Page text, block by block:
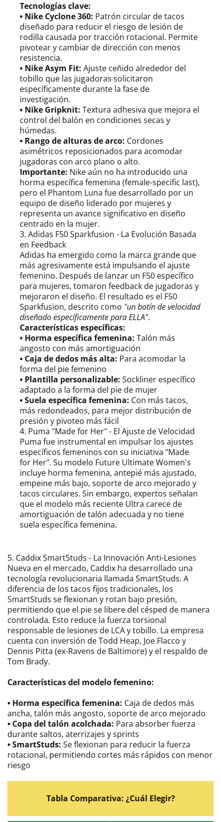
Tecnologías clave:
• Nike Cyclone 360: Patrón circular de tacos
diseñado para reducir el riesgo de lesión de
rodilla causada por tracción rotacional. Permite
pivotear y cambiar de dirección con menos
resistencia.
• Nike Asym Fit: Ajuste ceñido alrededor del
tobillo que las jugadoras solicitaron
específicamente durante la fase de
investigación.
• Nike Gripknit: Textura adhesiva que mejora el
control del balón en condiciones secas y
húmedas.
• Rango de alturas de arco: Cordones
asimétricos reposicionados para acomodar
jugadoras con arco plano o alto.
Importante: Nike aún no ha introducido una
horma específica femenina (female-specific last),
pero el Phantom Luna fue desarrollado por un
equipo de diseño liderado por mujeres y
representa un avance significativo en diseño
centrado en la mujer.
3. Adidas F50 Sparkfusion - La Evolución Basada
en Feedback
Adidas ha emergido como la marca grande que
más agresivamente está impulsando el ajuste
femenino. Después de lanzar un F50 específico
para mujeres, tomaron feedback de jugadoras y
mejoraron el diseño. El resultado es el F50
Sparkfusion, descrito como "un botín de velocidad
diseñado específicamente para ELLA".
Características específicas:
• Horma específica femenina: Talón más
angosto con más amortiguación
• Caja de dedos más alta: Para acomodar la
forma del pie femenino
• Plantilla personalizable: Sockliner específico
adaptado a la forma del pie de mujer
• Suela específica femenina: Con más tacos,
más redondeados, para mejor distribución de
presión y pivoteo más fácil
4. Puma "Made for Her" - El Ajuste de Velocidad
Puma fue instrumental en impulsar los ajustes
específicos femeninos con su iniciativa "Made
for Her". Su modelo Future Ultimate Women's
incluye horma femenina, antepié más ajustado,
empeine más bajo, soporte de arco mejorado y
tacos circulares. Sin embargo, expertos señalan
que el modelo más reciente Ultra carece de
amortiguación de talón adecuada y no tiene
suela específica femenina.
5. Caddix SmartStuds - La Innovación Anti-Lesiones
Nueva en el mercado, Caddix ha desarrollado una
tecnología revolucionaria llamada SmartStuds. A
diferencia de los tacos fijos tradicionales, los
SmartStuds se flexionan y rotan bajo presión,
permitiendo que el pie se libere del césped de manera
controlada. Esto reduce la fuerza torsional
responsable de lesiones de LCA y tobillo. La empresa
cuenta con inversión de Todd Heap, Joe Flacco y
Dennis Pitta (ex-Ravens de Baltimore) y el respaldo de
Tom Brady.
Características del modelo femenino:
• Horma específica femenina: Caja de dedos más
ancha, talón más angosto, soporte de arco mejorado
• Copa del talón acolchada: Para absorber fuerza
durante saltos, aterrizajes y sprints
• SmartStuds: Se flexionan para reducir la fuerza
rotacional, permitiendo cortes más rápidos con menor
riesgo
Tabla Comparativa: ¿Cuál Elegir?